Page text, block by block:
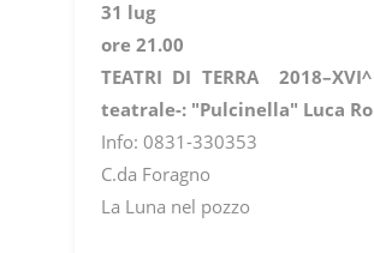
31 lug
ore 21.00
TEATRI DI TERRA
teatrale-: "Pulcinella" Luca
Info: 0831-330353
C.da Foragno
La Luna nel pozzo